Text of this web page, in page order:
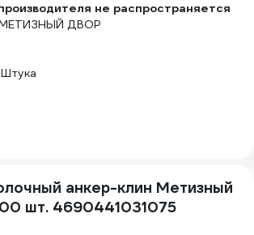
не распространяется
МЕТИЗНЫЙ ДВОР
анкер-клин Метизный
шт. 4690441031075